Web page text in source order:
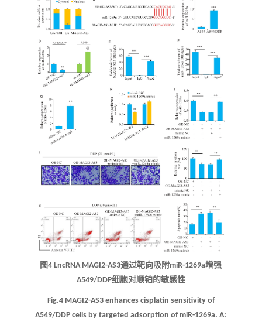
图4 LncRNA MAGI2-AS3通过靶向吸附miR-1269a增强
A549/DDP细胞对顺铂的敏感性
Fig.4 MAGI2-AS3 enhances cisplatin sensitivity of
A549/DDP cells by targeted adsorption of miR-1269a.A: